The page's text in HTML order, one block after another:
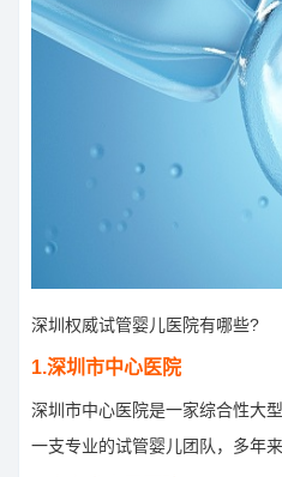
深圳权威试管婴儿医院有哪些?
1.深圳市中心医院
深圳市中心医院是一家综合性大
一支专业的试管婴儿团队，多年